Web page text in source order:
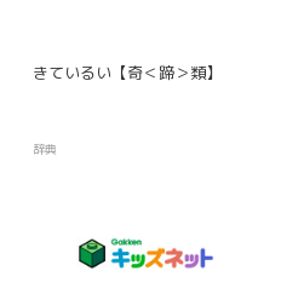
きているい【奇＜蹄＞類】
辞典